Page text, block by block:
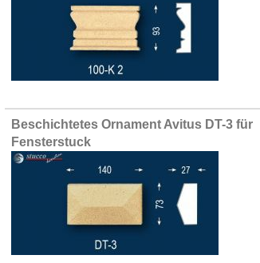
Beschichtetes Ornament Avitus DT-3 für
Fensterstuck